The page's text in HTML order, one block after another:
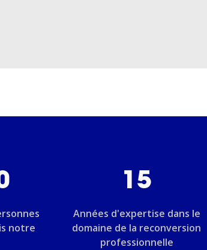
notre
15
Années d'expertise dans le
domaine de la reconversion
professionnelle